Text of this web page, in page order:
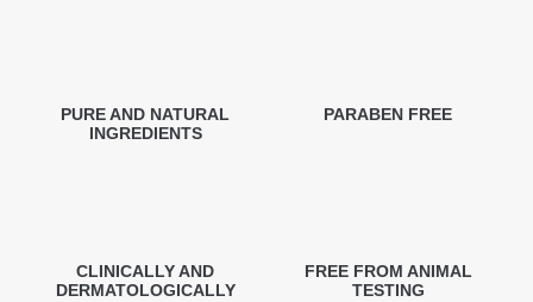
PURE AND NATURAL
INGREDIENTS
PARABEN FREE
CLINICALLY AND
DERMATOLOGICALLY
FREE FROM ANIMAL
TESTING